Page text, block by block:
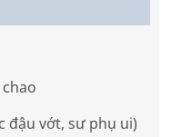
đậu vớt, sư phụ ui)